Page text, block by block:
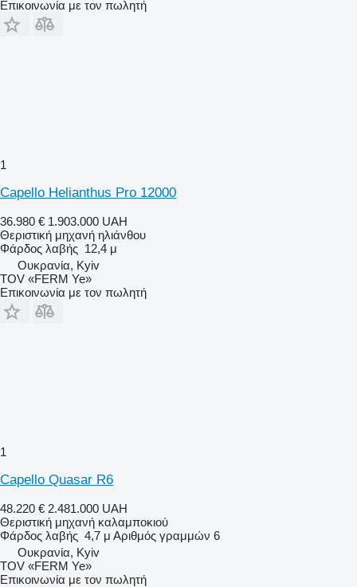
Επικοινωνία με τον πωλητή
1
Capello Helianthus Pro 12000
36.980 € 1.903.000 UAH
Θεριστική μηχανή ηλιάνθου
Φάρδος λαβής 12,4 μ
Ουκρανία, Kyiv
TOV «FERM Ye»
Επικοινωνία με τον πωλητή
1
Capello Quasar R6
48.220 € 2.481.000 UAH
Θεριστική μηχανή καλαμποκιού
Φάρδος λαβής 4,7 μ Αριθμός γραμμών 6
Ουκρανία, Kyiv
TOV «FERM Ye»
Επικοινωνία με τον πωλητή